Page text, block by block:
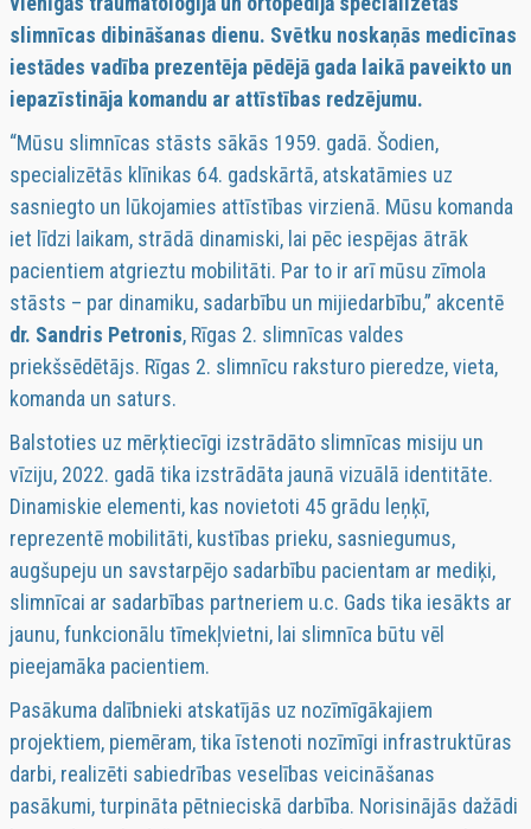
slimnīcas dibināšanas dienu. Svētku noskaņās medicīnas
iestādes vadība prezentēja pēdējā gada laikā paveikto un
iepazīstināja komandu ar attīstības redzējumu.
“Mūsu slimnīcas stāsts sākās 1959. gadā. Šodien,
specializētās klīnikas 64. gadskārtā, atskatāmies uz
sasniegto un lūkojamies attīstības virzienā. Mūsu komanda
iet līdzi laikam, strādā dinamiski, lai pēc iespējas ātrāk
pacientiem atgrieztu mobilitāti. Par to ir arī mūsu zīmola
stāsts – par dinamiku, sadarbību un mijiedarbību,” akcentē
dr. Sandris Petronis, Rīgas 2. slimnīcas valdes
priekšsēdētājs. Rīgas 2. slimnīcu raksturo pieredze, vieta,
komanda un saturs.
Balstoties uz mērķtiecīgi izstrādāto slimnīcas misiju un
vīziju, 2022. gadā tika izstrādāta jaunā vizuālā identitāte.
Dinamiskie elementi, kas novietoti 45 grādu leņķī,
reprezentē mobilitāti, kustības prieku, sasniegumus,
augšupeju un savstarpējo sadarbību pacientam ar mediķi,
slimnīcai ar sadarbības partneriem u.c. Gads tika iesākts ar
jaunu, funkcionālu tīmekļvietni, lai slimnīca būtu vēl
pieejamāka pacientiem.
Pasākuma dalībnieki atskatījās uz nozīmīgākajiem
projektiem, piemēram, tika īstenoti nozīmīgi infrastruktūras
darbi, realizēti sabiedrības veselības veicināšanas
pasākumi, turpināta pētnieciskā darbība. Norisinājās dažādi